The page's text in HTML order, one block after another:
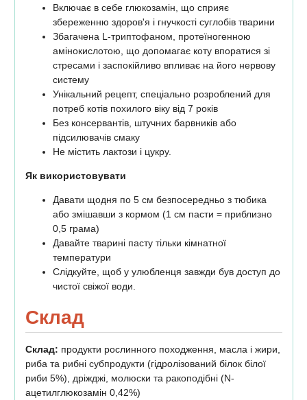
Включає в себе глюкозамін, що сприяє
збереженню здоров'я і гнучкості суглобів тварини
Збагачена L-триптофаном, протеїногенною
амінокислотою, що допомагає коту впоратися зі
стресами і заспокійливо впливає на його нервову
систему
Унікальний рецепт, спеціально розроблений для
потреб котів похилого віку від 7 років
Без консервантів, штучних барвників або
підсилювачів смаку
Не містить лактози і цукру.
Як використовувати
Давати щодня по 5 см безпосередньо з тюбика
або змішавши з кормом (1 см пасти = приблизно
0,5 грама)
Давайте тварині пасту тільки кімнатної
температури
Слідкуйте, щоб у улюбленця завжди був доступ до
чистої свіжої води.
Склад
Склад: продукти рослинного походження, масла і жири,
риба та рибні субпродукти (гідролізований білок білої
риби 5%), дріжджі, молюски та ракоподібні (N-
ацетилглюкозамін 0,42%)